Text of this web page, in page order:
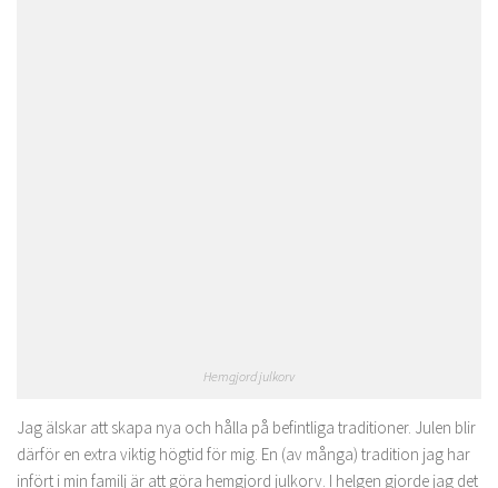
Hemgjord julkorv
Jag älskar att skapa nya och hålla på befintliga traditioner. Julen blir
därför en extra viktig högtid för mig. En (av många) tradition jag har
infört i min familj är att göra hemgjord julkorv. I helgen gjorde jag det